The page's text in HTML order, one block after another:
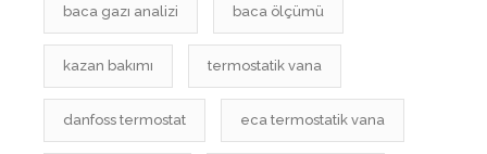
baca gazı analizi baca ölçümü
kazan bakımı termostatik vana
danfoss termostat eca termostatik vana